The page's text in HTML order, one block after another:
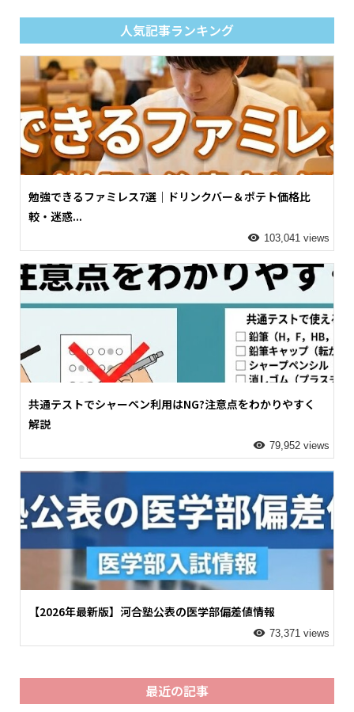
人気記事ランキング
勉強できるファミレス7選｜ドリンクバー＆ポテト価格比
較・迷惑...
103,041 views
共通テストでシャーペン利用はNG?注意点をわかりやすく
解説
79,952 views
【2026年最新版】河合塾公表の医学部偏差値情報
73,371 views
最近の記事